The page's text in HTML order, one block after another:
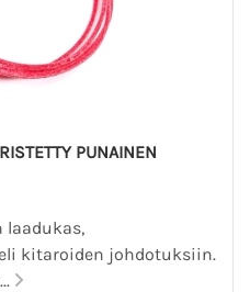
PUNAINEN
laadukas,
kitaroiden johdotuksiin.